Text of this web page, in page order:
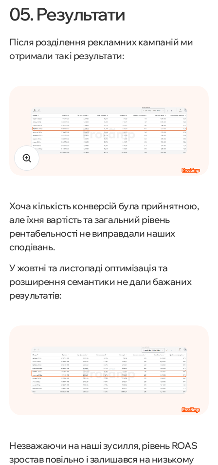
05. Результати
Після розділення рекламних кампаній ми
отримали такі результати:
Хоча кількість конверсій була прийнятною,
але їхня вартість та загальний рівень
рентабельності не виправдали наших
сподівань.
У жовтні та листопаді оптимізація та
розширення семантики не дали бажаних
результатів:
Незважаючи на наші зусилля, рівень ROAS
зростав повільно і залишався на низькому